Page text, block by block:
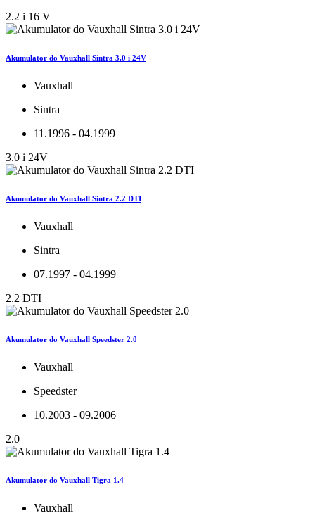
2.2 i 16 V
Akumulator do Vauxhall Sintra 3.0 i 24V
Vauxhall
Sintra
11.1996 - 04.1999
3.0 i 24V
Akumulator do Vauxhall Sintra 2.2 DTI
Vauxhall
Sintra
07.1997 - 04.1999
2.2 DTI
Akumulator do Vauxhall Speedster 2.0
Vauxhall
Speedster
10.2003 - 09.2006
2.0
Akumulator do Vauxhall Tigra 1.4
Vauxhall